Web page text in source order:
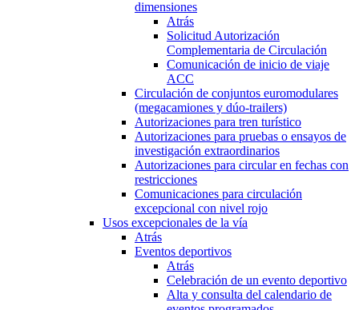
dimensiones
Atrás
Solicitud Autorización
Complementaria de Circulación
Comunicación de inicio de viaje
ACC
Circulación de conjuntos euromodulares
(megacamiones y dúo-trailers)
Autorizaciones para tren turístico
Autorizaciones para pruebas o ensayos de
investigación extraordinarios
Autorizaciones para circular en fechas con
restricciones
Comunicaciones para circulación
excepcional con nivel rojo
Usos excepcionales de la vía
Atrás
Eventos deportivos
Atrás
Celebración de un evento deportivo
Alta y consulta del calendario de